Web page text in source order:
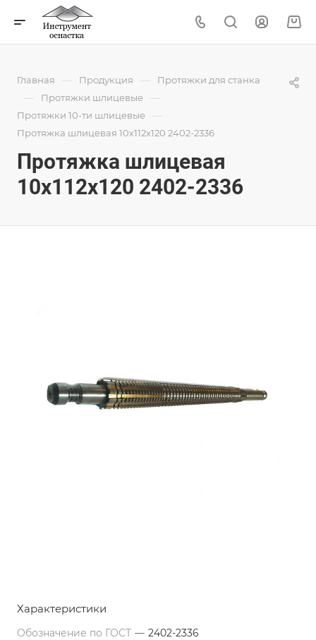
Главная — Продукция — Протяжки для станка
— Протяжки шлицевые —
Протяжки 10-ти шлицевые —
Протяжка шлицевая 10x112x120 2402-2336
Протяжка шлицевая
10x112x120 2402-2336
Характеристики
Обозначение по ГОСТ — 2402-2336